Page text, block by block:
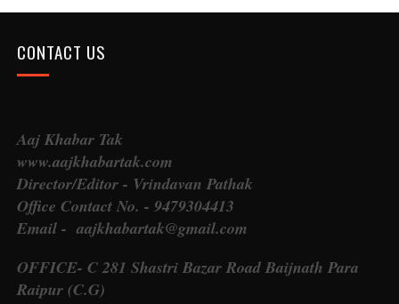
CONTACT US
Aaj Khabar Tak
www.aajkhabartak.com
Director/Editor - Vrindavan Pathak
Office Contact No. - 9479304413
Email - aajkhabartak@gmail.com
OFFICE- C 281 Shastri Bazar Road Baijnath Para
Raipur (C.G)